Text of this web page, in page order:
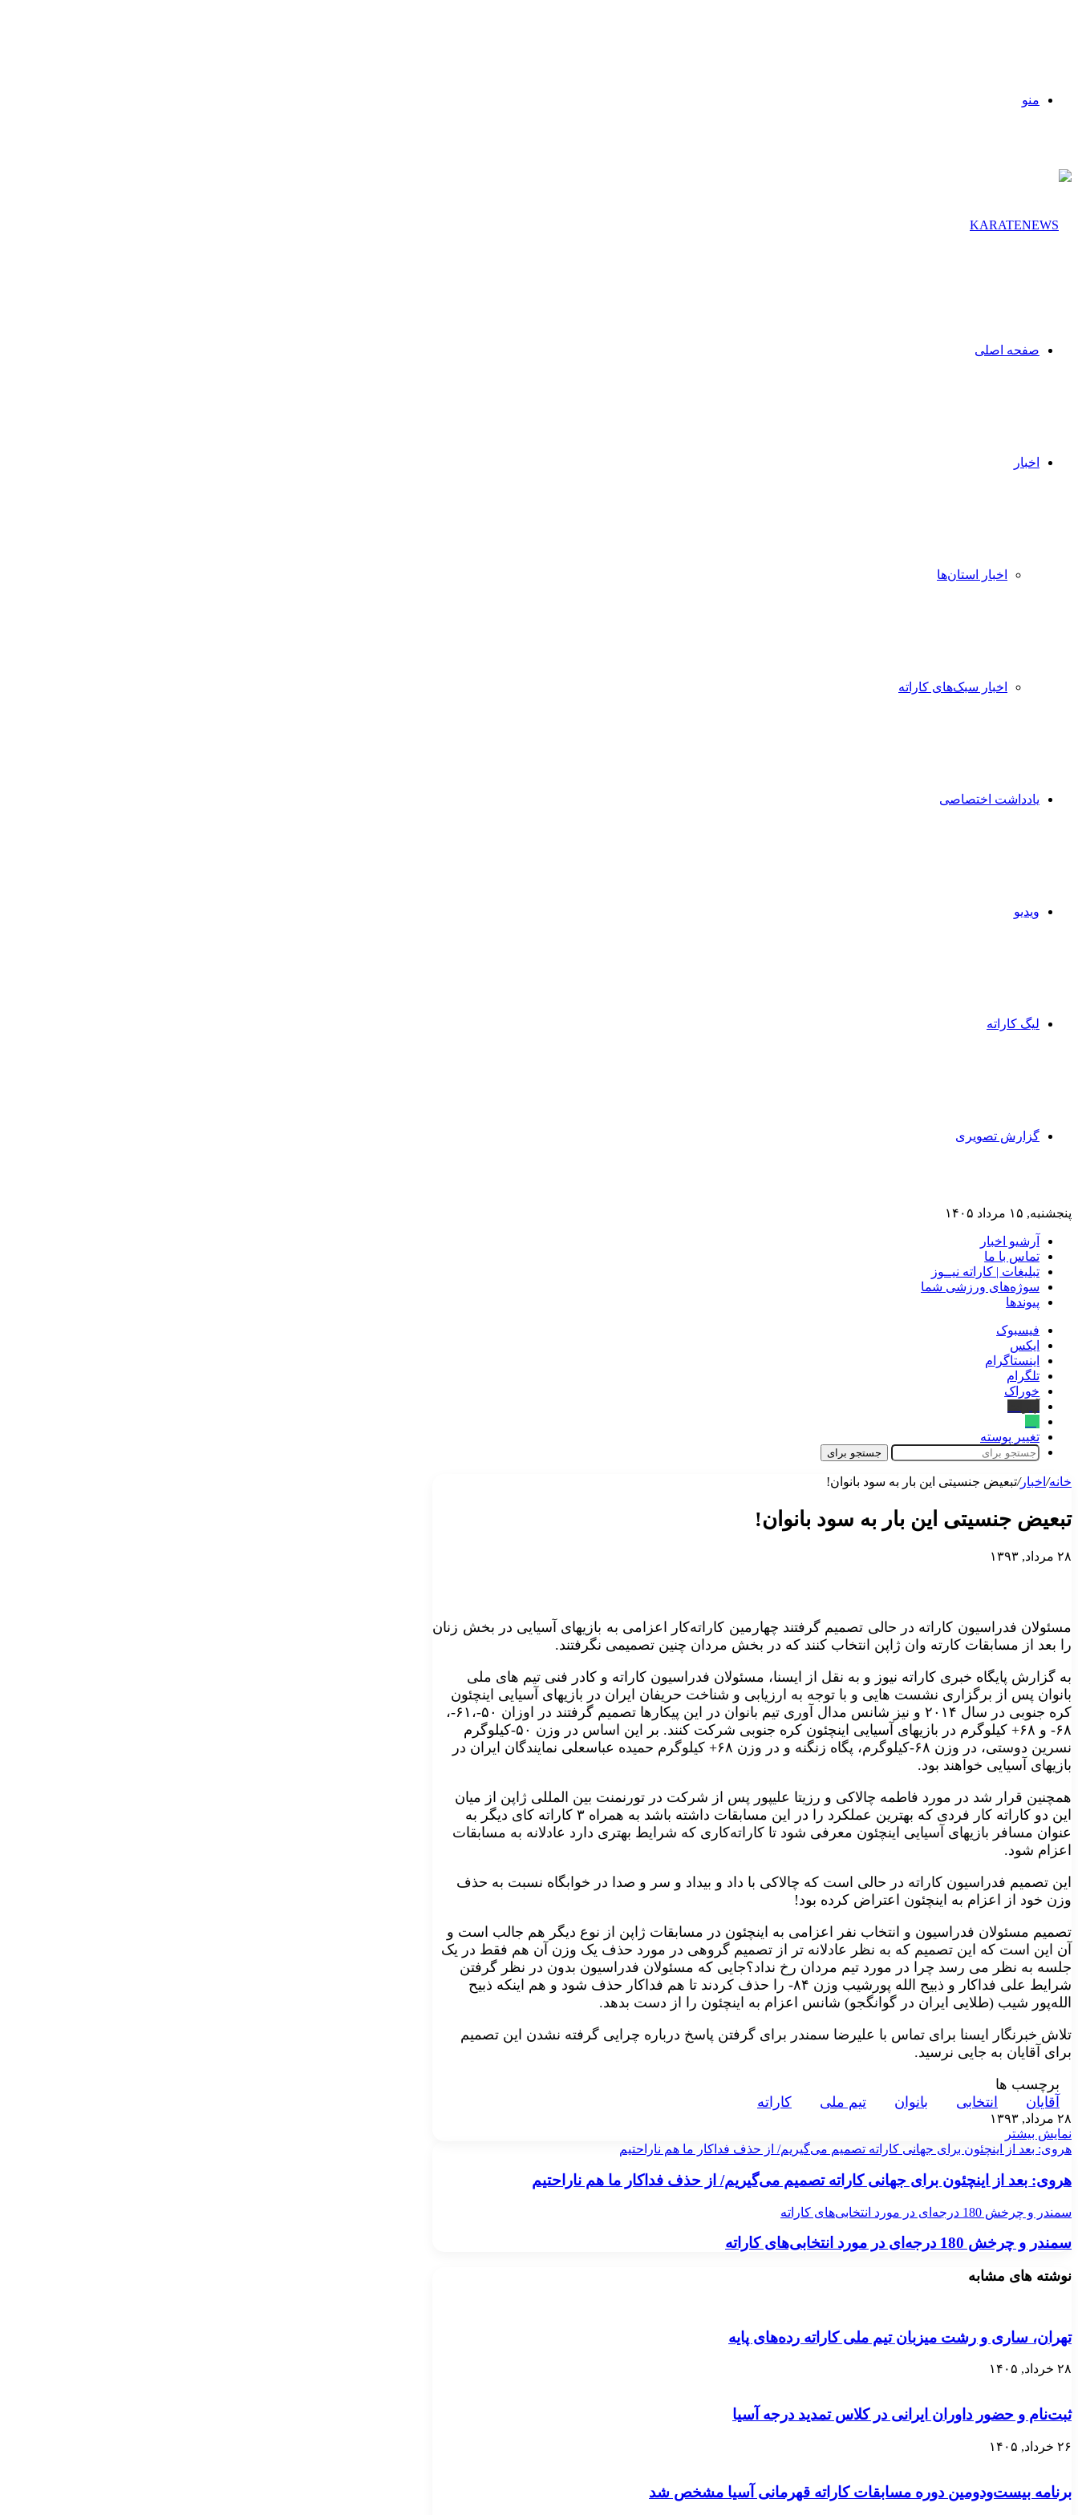
منو
صفحه اصلی
اخبار
اخبار استان‌ها
اخبار سبک‌های کاراته
یادداشت اختصاصی
ویدیو
لیگ کاراته
گزارش تصویری
پنجشنبه, ۱۵ مرداد ۱۴۰۵
آرشیو اخبار
تماس‌ با‌ ما
تبلیغات | کاراته نیــوز
سوژه‌های ورزشی شما
پیوندها
فیسبوک
ایکس
اینستاگرام
تلگرام
خوراک
تغییر پوسته
جستجو برای
خانه/ اخبار/تبعیض جنسیتی این بار به سود بانوان!
تبعیض جنسیتی این بار به سود بانوان!
۲۸ مرداد, ۱۳۹۳
مسئولان فدراسیون کاراته در حالی تصمیم گرفتند چهارمین کاراته‌کار اعزامی به بازیهای آسیایی در بخش زنان
را بعد از مسابقات کارته وان ژاپن انتخاب کنند که در بخش مردان چنین تصمیمی نگرفتند.
به گزارش پایگاه خبری کاراته نیوز و به نقل از ایسنا، مسئولان فدراسیون کاراته و کادر فنی تیم های ملی
بانوان پس از برگزاری نشست هایی و با توجه به ارزیابی و شناخت حریفان ایران در بازیهای آسیایی اینچئون
کره جنوبی در سال ۲۰۱۴ و نیز شانس مدال آوری تیم بانوان در این پیکارها تصمیم گرفتند در اوزان ۵۰-،۶۱-،
۶۸- و ۶۸+ کیلوگرم در بازیهای آسیایی اینچئون کره جنوبی شرکت کنند. بر این اساس در وزن ۵۰-کیلوگرم
نسرین دوستی، در وزن ۶۸-کیلوگرم، پگاه زنگنه و در وزن ۶۸+ کیلوگرم حمیده عباسعلی نمایندگان ایران در
بازیهای آسیایی خواهند بود.
همچنین قرار شد در مورد فاطمه چالاکی و رزیتا علیپور پس از شرکت در تورنمنت بین المللی ژاپن از میان
این دو کاراته کار فردی که بهترین عملکرد را در این مسابقات داشته باشد به همراه ۳ کاراته کای دیگر به
عنوان مسافر بازیهای آسیایی اینچئون معرفی شود تا کاراته‌کاری که شرایط بهتری دارد عادلانه به مسابقات
اعزام شود.
این تصمیم فدراسیون کاراته در حالی است که چالاکی با داد و بیداد و سر و صدا در خوابگاه نسبت به حذف
وزن خود از اعزام به اینچئون اعتراض کرده بود!
تصمیم مسئولان فدراسیون و انتخاب نفر اعزامی به اینچئون در مسابقات ژاپن از نوع دیگر هم جالب است و
آن این است که این تصمیم که به نظر عادلانه تر از تصمیم گروهی در مورد حذف یک وزن آن هم فقط در یک
جلسه به نظر می رسد چرا در مورد تیم مردان رخ نداد؟جایی که مسئولان فدراسیون بدون در نظر گرفتن
شرایط علی فداکار و ذبیح الله پورشیب وزن ۸۴- را حذف کردند تا هم فداکار حذف شود و هم اینکه ذبیح
الله‌پور شیب (طلایی ایران در گوانگجو) شانس اعزام به اینچئون را از دست بدهد.
تلاش خبرنگار ایسنا برای تماس با علیرضا سمندر برای گرفتن پاسخ درباره چرایی گرفته نشدن این تصمیم
برای آقایان به جایی نرسید.
برچسب ها
آقايان
انتخابی بانوان تيم ملی کاراته
۲۸ مرداد, ۱۳۹۳
نمایش بیشتر
هروی: بعد از اینچئون برای جهانی کاراته تصمیم می‌گیریم/ از حذف فداکار ما هم ناراحتیم
هروی: بعد از اینچئون برای جهانی کاراته تصمیم می‌گیریم/ از حذف فداکار ما هم ناراحتیم
سمندر و چرخش 180 درجه‌ای در مورد انتخابی‌های کاراته
سمندر و چرخش 180 درجه‌ای در مورد انتخابی‌های کاراته
نوشته های مشابه
تهران، ساری و رشت میزبان تیم ملی کاراته رده‌های پایه
۲۸ خرداد, ۱۴۰۵
ثبت‌نام و حضور داوران ایرانی در کلاس تمدید درجه آسیا
۲۶ خرداد, ۱۴۰۵
برنامه بیست‌ودومین دوره مسابقات کاراته قهرمانی آسیا مشخص شد